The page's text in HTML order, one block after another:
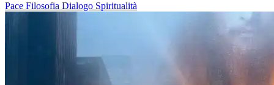
Pace Filosofia Dialogo Spiritualità